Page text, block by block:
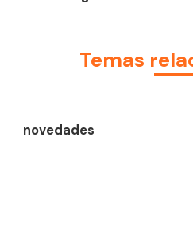
Temas
novedades